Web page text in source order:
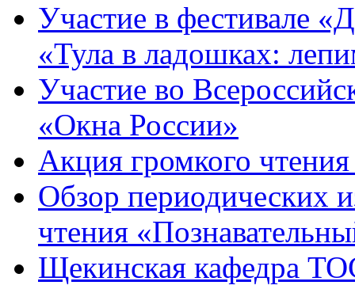
Участие в фестивале
«Тула в ладошках:
Участие во
«Окна России»
Акция громкого
Обзор периодических
чтения
Щекинская кафедра